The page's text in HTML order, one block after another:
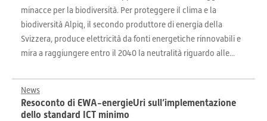
minacce per la biodiversità. Per proteggere il clima e la
biodiversità Alpiq, il secondo produttore di energia della
Svizzera, produce elettricità da fonti energetiche rinnovabili e
mira a raggiungere entro il 2040 la neutralità riguardo alle...
News
Resoconto di EWA-energieUri sull’implementazione
dello standard ICT minimo